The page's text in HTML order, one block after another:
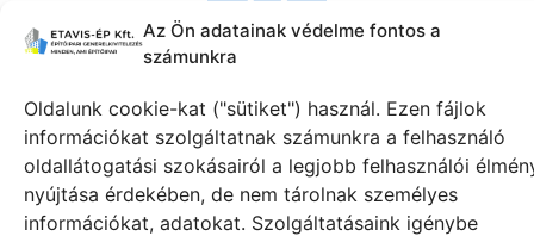
Az Ön adatainak védelme fontos a
számunkra
Oldalunk cookie-kat ("sütiket") használ. Ezen fájlok
információkat szolgáltatnak számunkra a felhasználó
oldallátogatási szokásairól a legjobb felhasználói
nyújtása érdekében, de nem tárolnak személyes
információkat, adatokat. Szolgáltatásaink igénybe
Villanyszerelés
Teljes körű villanyszerelési munkák, beleértve a
vezetékezést, világítástechnikát és elektromos
rendszerek kiépítését.